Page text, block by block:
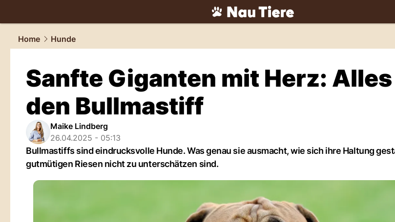
tiere.NAU.ch
Home
Hunde
Sanfte Giganten mit Herz:
den Bullmastiff
Maike Lindberg
26.04.2025 - 05:13
Bullmastiffs sind eindrucksvolle Hunde. Was genau sie ausmacht, wie sich ihre Haltung
gutmütigen Riesen nicht zu unterschätzen sind.